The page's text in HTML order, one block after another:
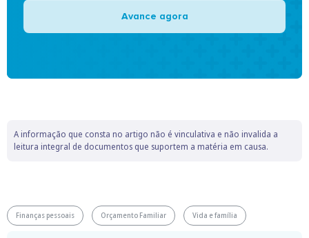
Avance agora
A informação que consta no artigo não é vinculativa e não invalida a
leitura integral de documentos que suportem a matéria em causa.
Finanças pessoais Orçamento Familiar Vida e família